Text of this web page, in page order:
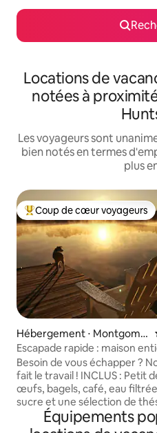
Locations de
notées à
Les voyageurs sont
bien notés en termes
plus
Coups de cœur voyageurs
Coup de cœur voyageurs
Hébergement ⋅ Montgome
ry
Escapade rapide : maison
lac privé !
Besoin de vous échapper ? Nous avons
fait le travail ! INCLUS : Petit déjeuner -
œufs, bagels, café, eau
sucre et une sélection de
L'emplacement est isolé, pas
Vous avez un bateau ?
Équipements